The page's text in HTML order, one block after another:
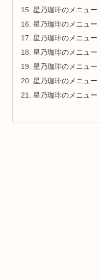
星乃珈琲のメニュー
星乃珈琲のメニュー
星乃珈琲のメニュー
星乃珈琲のメニュー
星乃珈琲のメニュー
星乃珈琲のメニュー
星乃珈琲のメニュー